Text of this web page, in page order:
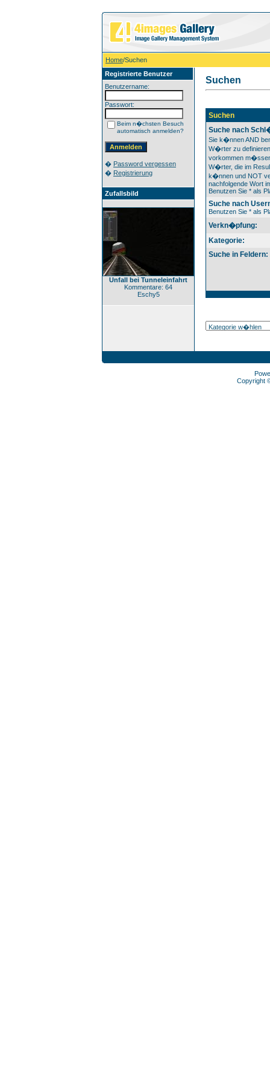
Home/Suchen
Registrierte Benutzer
Benutzername:
Passwort:
Beim n�chsten Besuch
automatisch anmelden?
� Password vergessen
� Registrierung
Zufallsbild
Unfall bei Tunneleinfahrt
Kommentare: 64
Eschy5
Suchen
Suchen
Suche nach
Sie k�nnen AND
W�rter zu
vorkommen
W�rter, die im
k�nnen und NOT
nachfolgende Wort
Benutzen Sie * als
Suche nach
Benutzen Sie * als
Verkn�pfung:
Kategorie:
Suche in Feldern:
Copyright